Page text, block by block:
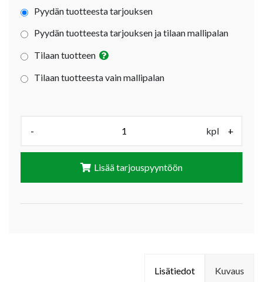
Pyydän tuotteesta tarjouksen
Pyydän tuotteesta tarjouksen ja tilaan mallipalan
Tilaan tuotteen
Tilaan tuotteesta vain mallipalan
- kpl +
Lisää tarjouspyyntöön
Kuvaus
Lisätiedot